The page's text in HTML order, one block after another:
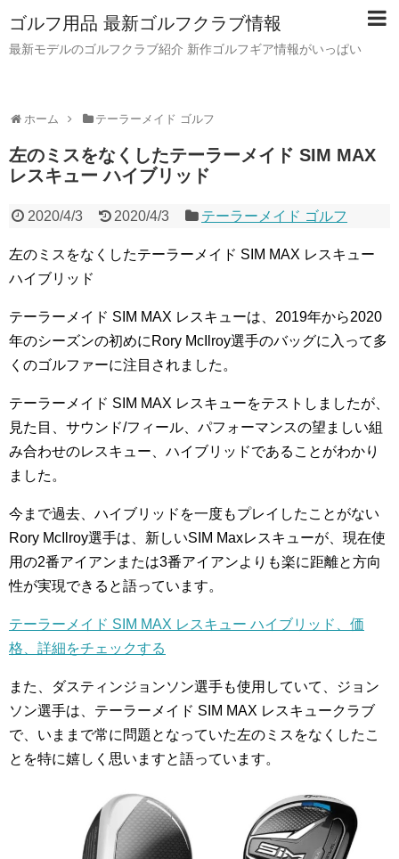
ゴルフ用品 最新ゴルフクラブ情報
最新モデルのゴルフクラブ紹介 新作ゴルフギア情報がいっぱい
ホーム テーラーメイド ゴルフ
左のミスをなくしたテーラーメイド SIM MAX
レスキュー ハイブリッド
2020/4/3 2020/4/3 テーラーメイド ゴルフ
左のミスをなくしたテーラーメイド SIM MAX レスキュー
ハイブリッド
テーラーメイド SIM MAX レスキューは、2019年から2020
年のシーズンの初めにRory McIlroy選手のバッグに入って多
くのゴルファーに注目されました。
テーラーメイド SIM MAX レスキューをテストしましたが、
見た目、サウンド/フィール、パフォーマンスの望ましい組
み合わせのレスキュー、ハイブリッドであることがわかり
ました。
今まで過去、ハイブリッドを一度もプレイしたことがない
Rory McIlroy選手は、新しいSIM Maxレスキューが、現在使
用の2番アイアンまたは3番アイアンよりも楽に距離と方向
性が実現できると語っています。
テーラーメイド SIM MAX レスキュー ハイブリッド、価
格、詳細をチェックする
また、ダスティンジョンソン選手も使用していて、ジョン
ソン選手は、テーラーメイド SIM MAX レスキュークラブ
で、いままで常に問題となっていた左のミスをなくしたこ
とを特に嬉しく思いますと語っています。